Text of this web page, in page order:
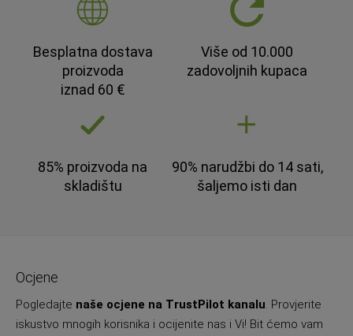
Besplatna dostava
proizvoda
iznad 60 €
Više od 10.000
zadovoljnih kupaca
85% proizvoda na
skladištu
90% narudžbi do 14 sati,
šaljemo isti dan
Ocjene
Pogledajte naše ocjene na TrustPilot kanalu. Provjerite
iskustvo mnogih korisnika i ocijenite nas i Vi! Bit ćemo vam